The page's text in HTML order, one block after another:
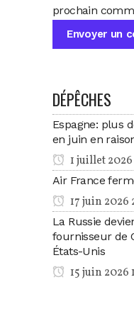
prochain
DÉPÊCHES
Espagne: plus
en juin en
1 juillet 2026
Air France
17 juin 2026
La Russie
fournisseur de
États-Unis
15 juin 2026